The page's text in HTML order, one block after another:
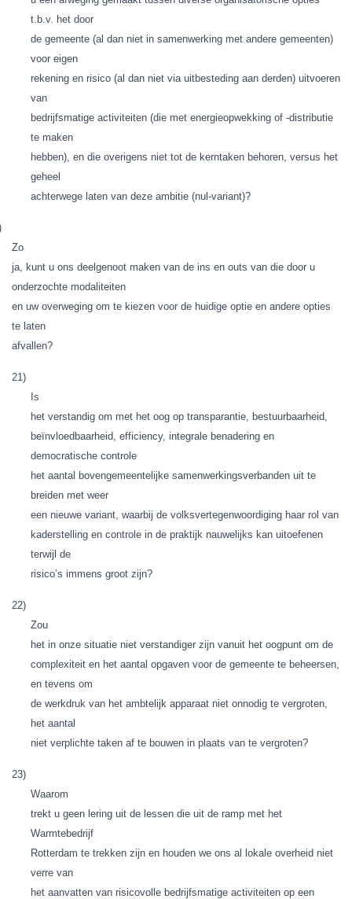
t.b.v. het door
de gemeente (al dan niet in samenwerking met andere gemeenten)
voor eigen
rekening en risico (al dan niet via uitbesteding aan derden) uitvoeren
van
bedrijfsmatige activiteiten (die met energieopwekking of -distributie
te maken
hebben), en die overigens niet tot de kerntaken behoren, versus het
geheel
achterwege laten van deze ambitie (nul-variant)?
Zo
ja, kunt u ons deelgenoot maken van de ins en outs van die door u
onderzochte modaliteiten
en uw overweging om te kiezen voor de huidige optie en andere opties
te laten
afvallen?
21)
Is
het verstandig om met het oog op transparantie, bestuurbaarheid,
beïnvloedbaarheid, efficiency, integrale benadering en
democratische controle
het aantal bovengemeentelijke samenwerkingsverbanden uit te
breiden met weer
een nieuwe variant, waarbij de volksvertegenwoordiging haar rol van
kaderstelling en controle in de praktijk nauwelijks kan uitoefenen
terwijl de
risico’s immens groot zijn?
22)
Zou
het in onze situatie niet verstandiger zijn vanuit het oogpunt om de
complexiteit en het aantal opgaven voor de gemeente te beheersen,
en tevens om
de werkdruk van het ambtelijk apparaat niet onnodig te vergroten,
het aantal
niet verplichte taken af te bouwen in plaats van te vergroten?
23)
Waarom
trekt u geen lering uit de lessen die uit de ramp met het
Warmtebedrijf
Rotterdam te trekken zijn en houden we ons al lokale overheid niet
verre van
het aanvatten van risicovolle bedrijfsmatige activiteiten op een